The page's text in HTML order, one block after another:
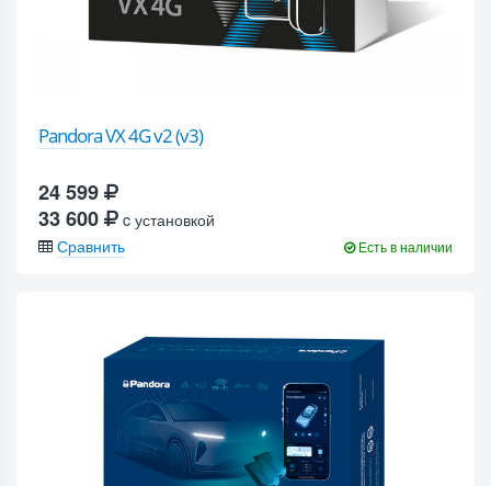
Pandora VX 4G v2 (v3)
24 599
33 600
c установкой
Сравнить
Есть в наличии